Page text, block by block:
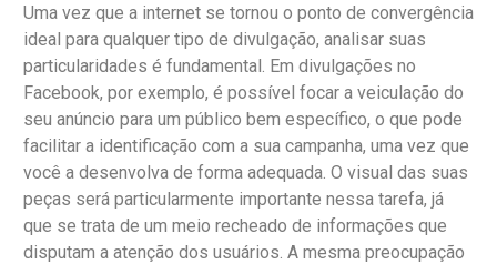
Uma vez que a internet se tornou o ponto de convergência
ideal para qualquer tipo de divulgação, analisar suas
particularidades é fundamental. Em divulgações no
Facebook, por exemplo, é possível focar a veiculação do
seu anúncio para um público bem específico, o que pode
facilitar a identificação com a sua campanha, uma vez que
você a desenvolva de forma adequada. O visual das suas
peças será particularmente importante nessa tarefa, já
que se trata de um meio recheado de informações que
disputam a atenção dos usuários. A mesma preocupação